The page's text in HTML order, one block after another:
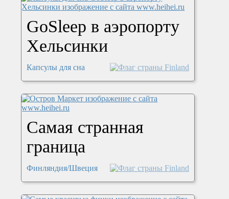
GoSleep в аэропорту
Хельсинки
Капсулы для сна
Самая странная
граница
Финляндия/Швеция